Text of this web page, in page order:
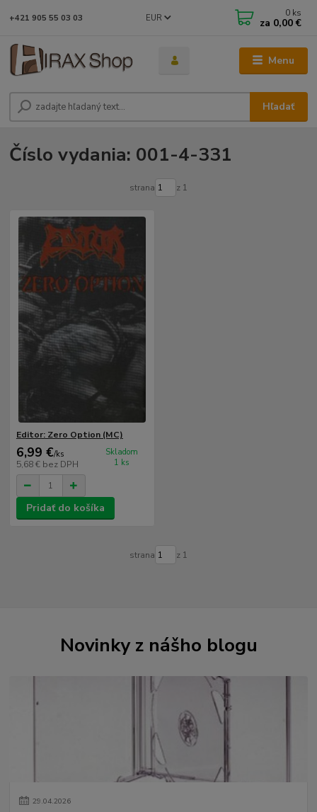
Menu
EUR
Hľadať
+421 905 55 03 03 0 ks
za 0,00 €
Číslo vydania: 001-4-331
strana z 1
Editor: Zero Option (MC)
6,99 €/ks
5,68 € bez DPH
Skladom
1 ks
Pridať do košíka
strana z 1
Novinky z nášho blogu
29.04.2026